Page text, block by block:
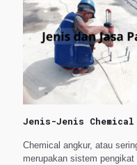
Jenis-Jenis Chemical
Chemical angkur, atau
merupakan sistem